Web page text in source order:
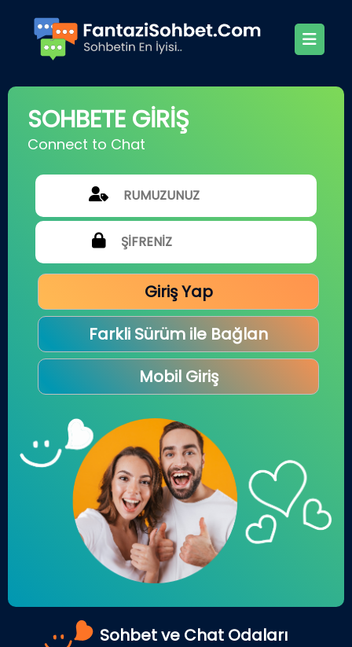
SOHBETE GİRİŞ
Connect to Chat
Giriş Yap
Farkli Sürüm ile Bağlan
Mobil Giriş
Sohbet ve Chat Odaları